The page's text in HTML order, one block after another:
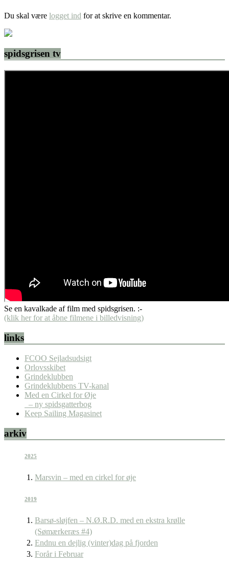
Du skal være logget ind for at skrive en kommentar.
spidsgrisen tv
Se en kavalkade af film med spidsgrisen. :-
(klik her for at åbne filmene i billedvisning)
links
FCOO Sejladsudsigt
Orlovsskibet
Grindeklubben
Grindeklubbens TV-kanal
Med en Cirkel for Øje
– ny spidsgatterbog
Keep Sailing Magasinet
arkiv
2025
Marsvin – med en cirkel for øje
2019
Barsø-sløjfen – N.Ø.R.D. med en ekstra krølle
(Sømærkeræs #4)
Endnu en dejlig (vinter)dag på fjorden
Forår i Februar